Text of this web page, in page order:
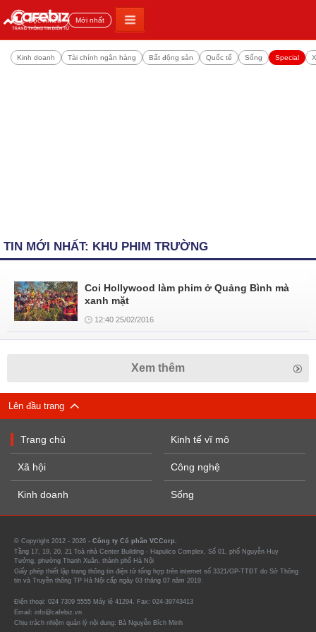
Đọc nhiều Mới nhất
Kinh doanh Tài chính ngân hàng Bất động sản Quốc tế Sống Special
TIN MỚI NHẤT: KHU PHIM TRƯỜNG
Coi Hollywood làm phim ở Quảng Bình mà
xanh mặt
12:40 25/02/2016
Xem thêm
Lên đầu trang
Trang chủ
Xã hội
Kinh doanh
Kinh tế vĩ mô
Công nghệ
Sống
© Copyright 2012 - 2026 - Công ty Cổ phần VCCorp.
Tầng 17, 19, 20, 21 Toà nhà Center Building - Hapulico Complex, Số 01, phố Nguyễn Huy
Tưởng, phường Thanh Xuân, thành phố Hà Nội
Giấy phép thiết lập trang thông tin điện tử tổng hợp trên internet số 3321/GP-TTĐT do Sở Thông
tin và Truyền thông TP Hà Nội cấp ngày 03 tháng 07 năm 2019.
Điện thoại: 024 7309 5555 Máy lẻ 41294. Fax: 024-39743413
Email: info@cafebiz.vn
Chịu trách nhiệm quản lý nội dung: Bà Nguyễn Bích Minh